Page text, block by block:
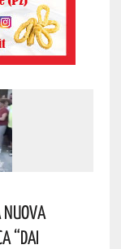
“Dai